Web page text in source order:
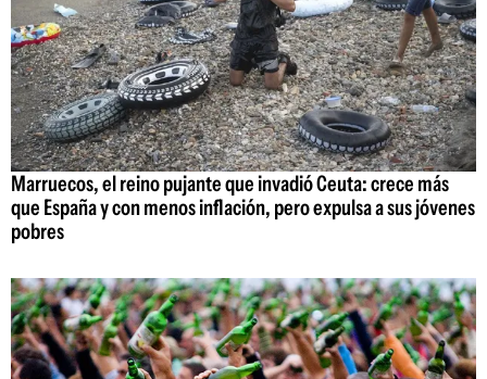
Marruecos, el reino pujante que invadió Ceuta: crece más
que España y con menos inflación, pero expulsa a sus jóvenes
pobres